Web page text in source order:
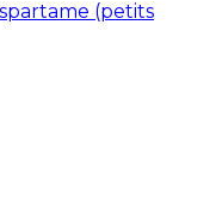
(petits